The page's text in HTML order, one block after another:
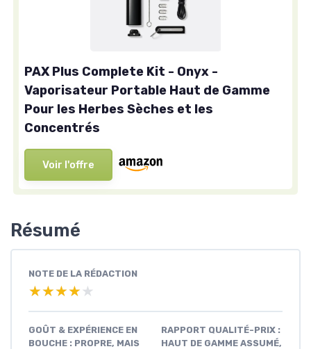
PAX Plus Complete Kit - Onyx -
Vaporisateur Portable Haut de Gamme
Pour les Herbes Sèches et les
Concentrés
Voir l'offre
Résumé
NOTE DE LA RÉDACTION
★★★★★
★★★★★
GOÛT & EXPÉRIENCE EN
BOUCHE : PROPRE, MAIS
RAPPORT QUALITÉ-PRIX :
HAUT DE GAMME ASSUMÉ,